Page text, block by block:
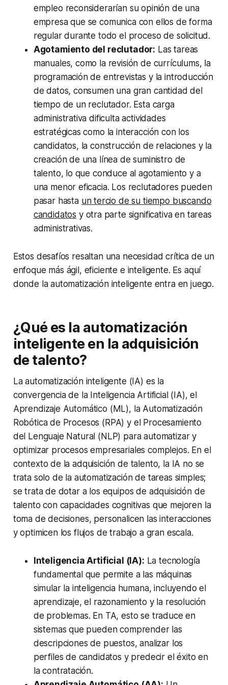
empleo reconsiderarían su opinión de una
empresa que se comunica con ellos de forma
regular durante todo el proceso de solicitud.
Agotamiento del reclutador: Las tareas
manuales, como la revisión de currículums, la
programación de entrevistas y la introducción
de datos, consumen una gran cantidad del
tiempo de un reclutador. Esta carga
administrativa dificulta actividades
estratégicas como la interacción con los
candidatos, la construcción de relaciones y la
creación de una línea de suministro de
talento, lo que conduce al agotamiento y a
una menor eficacia. Los reclutadores pueden
pasar hasta un tercio de su tiempo buscando
candidatos y otra parte significativa en tareas
administrativas.
Estos desafíos resaltan una necesidad crítica de un
enfoque más ágil, eficiente e inteligente. Es aquí
donde la automatización inteligente entra en juego.
¿Qué es la automatización
inteligente en la adquisición
de talento?
La automatización inteligente (IA) es la
convergencia de la Inteligencia Artificial (IA), el
Aprendizaje Automático (ML), la Automatización
Robótica de Procesos (RPA) y el Procesamiento
del Lenguaje Natural (NLP) para automatizar y
optimizar procesos empresariales complejos. En el
contexto de la adquisición de talento, la IA no se
trata solo de la automatización de tareas simples;
se trata de dotar a los equipos de adquisición de
talento con capacidades cognitivas que mejoren la
toma de decisiones, personalicen las interacciones
y optimicen los flujos de trabajo a gran escala.
Inteligencia Artificial (IA): La tecnología
fundamental que permite a las máquinas
simular la inteligencia humana, incluyendo el
aprendizaje, el razonamiento y la resolución
de problemas. En TA, esto se traduce en
sistemas que pueden comprender las
descripciones de puestos, analizar los
perfiles de candidatos y predecir el éxito en
la contratación.